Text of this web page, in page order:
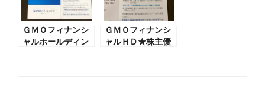
ＧＭＯフィナンシ
ャルホールディン
ＧＭＯフィナンシ
ャルＨＤ★株主優